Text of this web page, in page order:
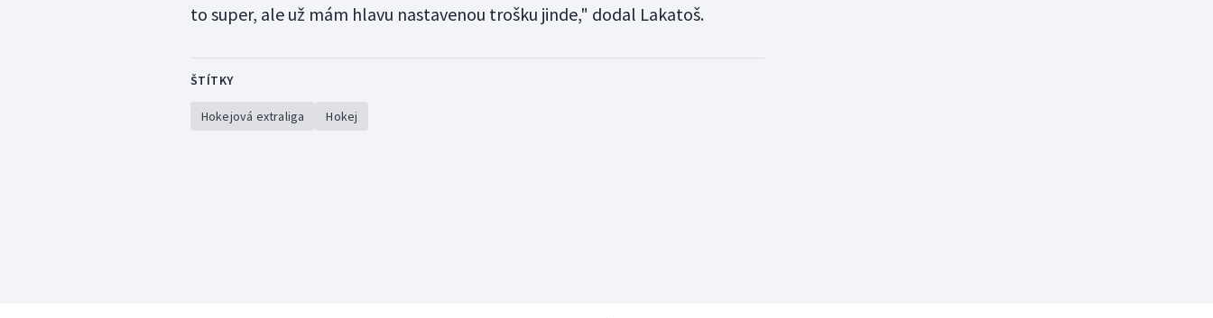
to super, ale už mám hlavu nastavenou trošku jinde," dodal Lakatoš.
ŠTÍTKY
Hokejová extraliga Hokej